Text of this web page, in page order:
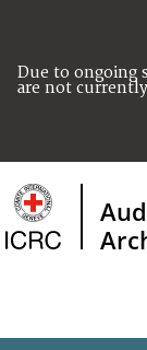
Due to ongoing
are not